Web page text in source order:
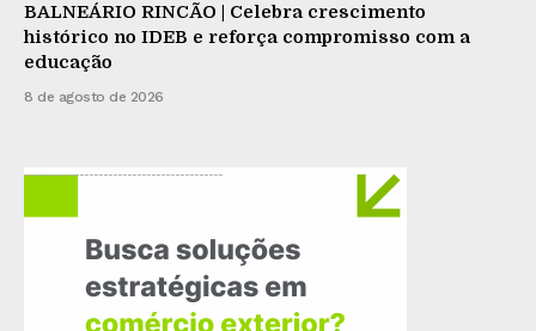
BALNEÁRIO RINCÃO | Celebra crescimento
histórico no IDEB e reforça compromisso com a
educação
8 de agosto de 2026